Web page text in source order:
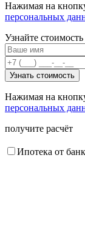
Нажимая на
персональных
Узнайте
Нажимая на
персональных
получите расчёт
Ипотека от